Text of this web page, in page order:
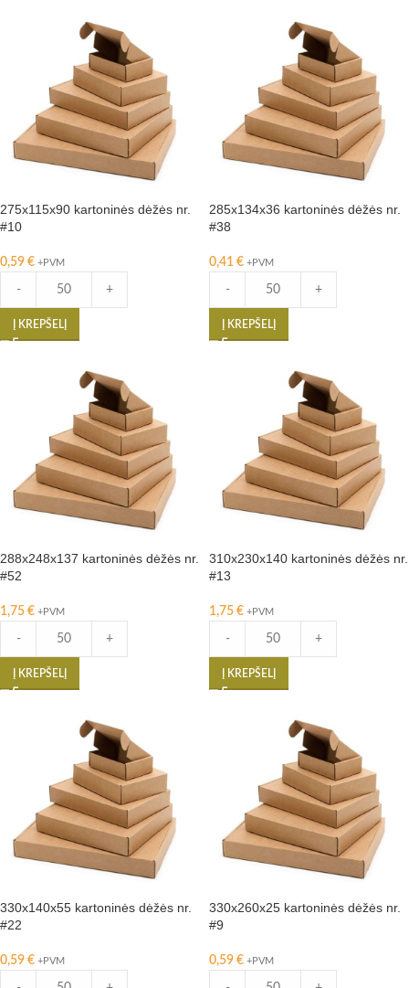
275x115x90 kartoninės dėžės nr.
#10
0,59 € +PVM
- +
Į KREPŠELĮ
285x134x36 kartoninės dėžės nr.
#38
0,41 € +PVM
- +
Į KREPŠELĮ
288x248x137 kartoninės dėžės nr.
#52
1,75 € +PVM
- +
Į KREPŠELĮ
310x230x140 kartoninės dėžės nr.
#13
1,75 € +PVM
- +
Į KREPŠELĮ
330x140x55 kartoninės dėžės nr.
#22
0,59 € +PVM
330x260x25 kartoninės dėžės nr.
#9
0,59 € +PVM